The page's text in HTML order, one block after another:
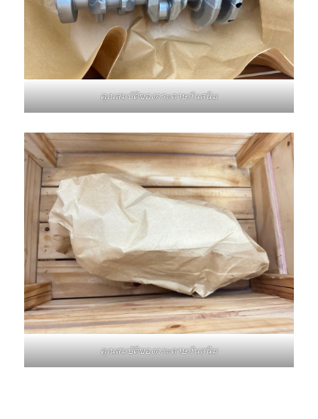
คุณสมบัติของกระดาษกันสนิม
คุณสมบัติของกระดาษกันสนิม